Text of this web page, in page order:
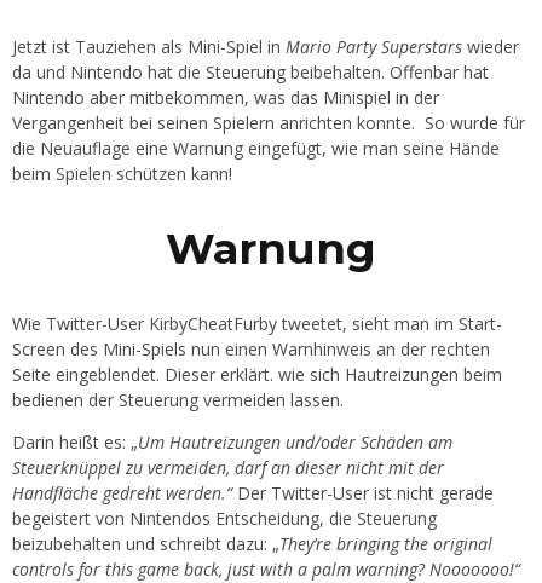
Jetzt ist Tauziehen als Mini-Spiel in Mario Party Superstars wieder
da und Nintendo hat die Steuerung beibehalten. Offenbar hat
Nintendo aber mitbekommen, was das Minispiel in der
Vergangenheit bei seinen Spielern anrichten konnte. So wurde für
die Neuauflage eine Warnung eingefügt, wie man seine Hände
beim Spielen schützen kann!
Warnung
Wie Twitter-User KirbyCheatFurby tweetet, sieht man im Start-
Screen des Mini-Spiels nun einen Warnhinweis an der rechten
Seite eingeblendet. Dieser erklärt. wie sich Hautreizungen beim
bedienen der Steuerung vermeiden lassen.
Darin heißt es: „Um Hautreizungen und/oder Schäden am
Steuerknüppel zu vermeiden, darf an dieser nicht mit der
Handfläche gedreht werden.“ Der Twitter-User ist nicht gerade
begeistert von Nintendos Entscheidung, die Steuerung
beizubehalten und schreibt dazu: „They’re bringing the original
controls for this game back, just with a palm warning? Nooooooo!“